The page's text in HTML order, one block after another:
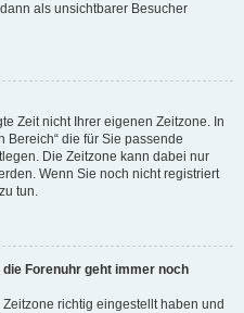
als unsichtbarer Besucher
Zeit nicht Ihrer eigenen Zeitzone. In
Bereich“ die für Sie passende
Die Zeitzone kann dabei nur
Wenn Sie noch nicht registriert
tun.
Forenuhr geht immer noch
richtig eingestellt haben und